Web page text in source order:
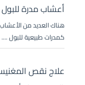
أعشاب مدرة للبول
هناك العديد من
كمدرات طبيعية للبول ....
علاج نقص